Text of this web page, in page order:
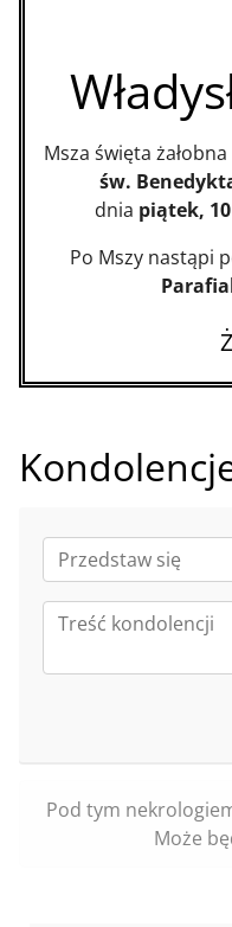
Msza święta
św.
dnia piątek,
Po Mszy nastąpi
Pod tym
Może